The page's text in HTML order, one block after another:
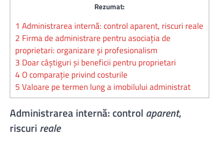
Rezumat:
1 Administrarea internă: control aparent, riscuri reale
2 Firma de administrare pentru asociația de
proprietari: organizare și profesionalism
3 Doar câștiguri și beneficii pentru proprietari
4 O comparație privind costurile
5 Valoare pe termen lung a imobilului administrat
Administrarea internă: control aparent,
riscuri reale